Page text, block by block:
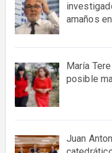
amaños
María
posible
Juan